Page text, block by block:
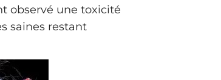
observé une toxicité
saines restant